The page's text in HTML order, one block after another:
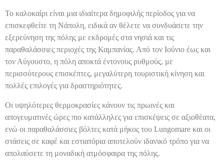
Το καλοκαίρι είναι μια ιδιαίτερα δημοφιλής περίοδος για να
επισκεφθείτε τη Νάπολη, ειδικά αν θέλετε να συνδυάσετε την
εξερεύνηση της πόλης με εκδρομές στα νησιά και τις
παραθαλάσσιες περιοχές της Καμπανίας. Από τον Ιούνιο έως και
τον Αύγουστο, η πόλη αποκτά έντονους ρυθμούς, με
περισσότερους επισκέπτες, μεγαλύτερη τουριστική κίνηση και
πολλές επιλογές για δραστηριότητες.
Οι υψηλότερες θερμοκρασίες κάνουν τις πρωινές και
απογευματινές ώρες πιο κατάλληλες για επισκέψεις σε αξιοθέατα,
ενώ οι παραθαλάσσιες βόλτες κατά μήκος του Lungomare και οι
στάσεις σε καφέ και εστιατόρια αποτελούν ιδανικό τρόπο για να
απολαύσετε τη μοναδική ατμόσφαιρα της πόλης.